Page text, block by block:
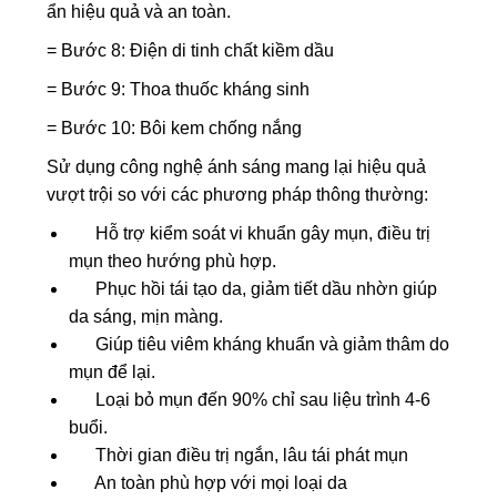
ẩn hiệu quả và an toàn.
= Bước 8: Điện di tinh chất kiềm dầu
= Bước 9: Thoa thuốc kháng sinh
= Bước 10: Bôi kem chống nắng
Sử dụng công nghệ ánh sáng mang lại hiệu quả
vượt trội so với các phương pháp thông thường:
Hỗ trợ kiểm soát vi khuẩn gây mụn, điều trị
mụn theo hướng phù hợp.
Phục hồi tái tạo da, giảm tiết dầu nhờn giúp
da sáng, mịn màng.
Giúp tiêu viêm kháng khuẩn và giảm thâm do
mụn để lại.
Loại bỏ mụn đến 90% chỉ sau liệu trình 4-6
buổi.
Thời gian điều trị ngắn, lâu tái phát mụn
An toàn phù hợp với mọi loại da